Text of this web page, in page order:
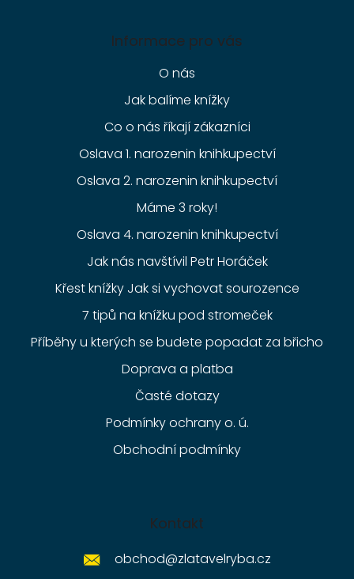
Informace pro vás
O nás
Jak balíme knížky
Co o nás říkají zákazníci
Oslava 1. narozenin knihkupectví
Oslava 2. narozenin knihkupectví
Máme 3 roky!
Oslava 4. narozenin knihkupectví
Jak nás navštívil Petr Horáček
Křest knížky Jak si vychovat sourozence
7 tipů na knížku pod stromeček
Příběhy u kterých se budete popadat za břicho
Doprava a platba
Časté dotazy
Podmínky ochrany o. ú.
Obchodní podmínky
Kontakt
obchod@zlatavelryba.cz